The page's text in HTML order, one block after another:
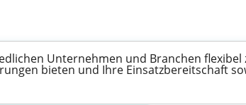
Unternehmen und Branchen flexibel
bieten und Ihre Einsatzbereitschaft